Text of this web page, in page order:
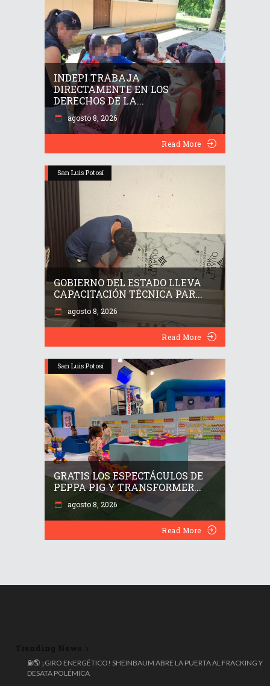
INDEPI TRABAJA
DIRECTAMENTE EN LOS
DERECHOS DE LA...
agosto 8, 2026
Read More
San Luis Potosí
GOBIERNO DEL ESTADO LLEVA
CAPACITACIÓN TÉCNICA PAR...
agosto 8, 2026
Read More
San Luis Potosí
GRATIS LOS ESPECTÁCULOS DE
PEPPA PIG Y TRANSFORMER...
agosto 8, 2026
Read More
🌍 ESPAÑA ROZA LOS 50 MILLONES DE HABITANTES, PERO EL 20%
NACIÓ FUERA: COLOMBIANOS, VENEZOLANOS Y MARROQUÍES